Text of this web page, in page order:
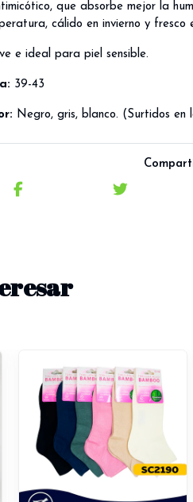
que absorbe mejor la
cálido en invierno y fresco
e ideal para piel sensible.
39-43
Negro, gris, blanco. (Surtidos en